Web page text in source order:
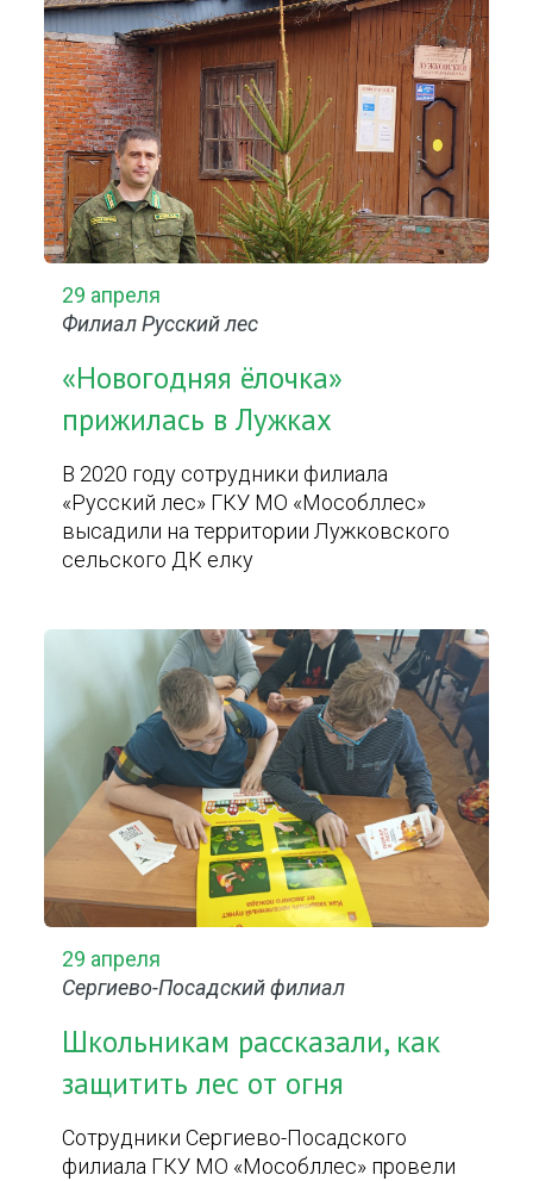
29 апреля
Филиал Русский лес
«Новогодняя ёлочка»
прижилась в Лужках
В 2020 году сотрудники филиала
«Русский лес» ГКУ МО «Мособллес»
высадили на территории Лужковского
сельского ДК елку
29 апреля
Сергиево-Посадский филиал
Школьникам рассказали, как
защитить лес от огня
Сотрудники Сергиево-Посадского
филиала ГКУ МО «Мособллес» провели